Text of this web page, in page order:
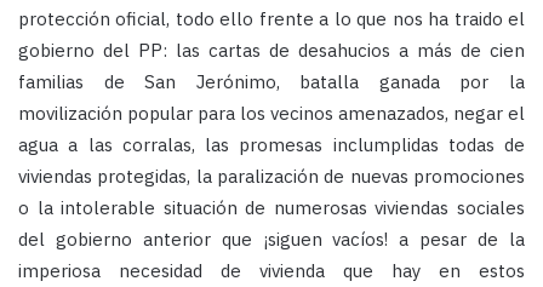
protección oficial, todo ello frente a lo que nos ha traido el
gobierno del PP: las cartas de desahucios a más de cien
familias de San Jerónimo, batalla ganada por la
movilización popular para los vecinos amenazados, negar el
agua a las corralas, las promesas inclumplidas todas de
viviendas protegidas, la paralización de nuevas promociones
o la intolerable situación de numerosas viviendas sociales
del gobierno anterior que ¡siguen vacíos! a pesar de la
imperiosa necesidad de vivienda que hay en estos